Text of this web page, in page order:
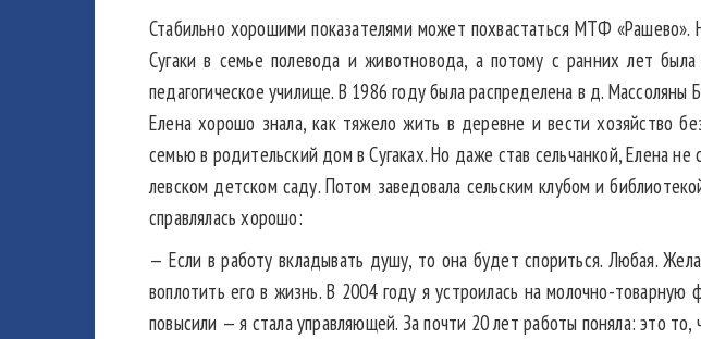
Стабильно хорошими показателями может похвастаться МТФ «Рашево».
Сугаки в семье полевода и животновода, а потому с ранних лет
педагогическое училище. В 1986 году была распределена в д.
Елена хорошо знала, как тяжело жить в деревне и вести хозяйство
семью в родительский дом в Сугаках. Но даже став сельчанкой, Елена не
левском детском саду. Потом заведовала сельским клубом и
справлялась хорошо:
— Если в работу вкладывать душу, то она будет спориться. Любая.
воплотить его в жизнь. В 2004 году я устроилась на молочно-
повысили — я стала управляющей. За почти 20 лет работы поняла: это